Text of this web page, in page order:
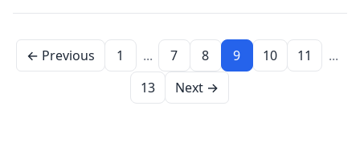
← Previous 1 ... 7 8 9 10 11
...
13
Next →